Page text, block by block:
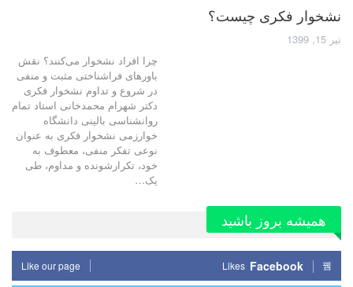
نشخوار فکری چیست؟
تیر 15, 1399
چرا افراد نشخوار می‌کنند؟ نقش
باورهای فراشناختی مثبت و منفی
در شروع و تداوم نشخوار فکری
دکتر شهرام محمدخانی استاد تمام
روانشناسی بالینی دانشگاه
خوارزمی نشخوار فکری به عنوان
نوعی تفکر منفی، معطوف به
خود، تکرارشونده و مداوم، طی
یک…
همیشه بروز باشید
Facebook
Likes
Like our page